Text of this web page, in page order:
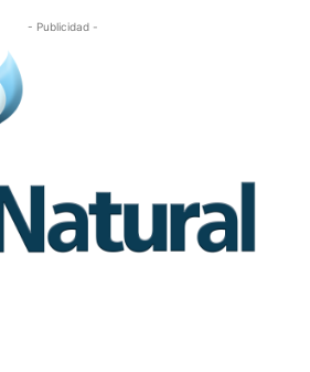
- Publicidad -